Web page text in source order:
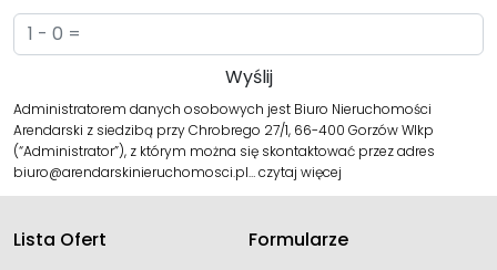
Administratorem danych osobowych jest Biuro Nieruchomości
Arendarski z siedzibą przy Chrobrego 27/1, 66-400 Gorzów Wlkp
(“Administrator”), z którym można się skontaktować przez adres
biuro@arendarskinieruchomosci.pl…czytaj więcej
Lista Ofert
Formularze